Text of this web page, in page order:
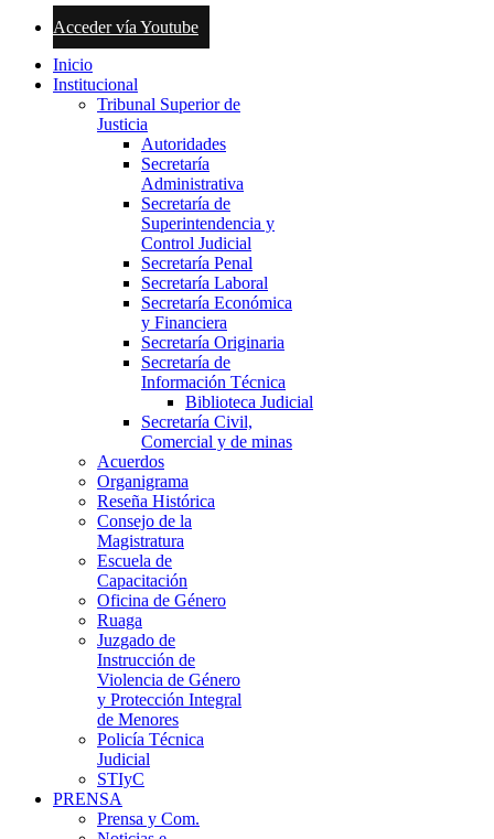
Acceder vía Youtube
Inicio
Institucional
Tribunal Superior de
Justicia
Autoridades
Secretaría
Administrativa
Secretaría de
Superintendencia y
Control Judicial
Secretaría Penal
Secretaría Laboral
Secretaría Económica
y Financiera
Secretaría Originaria
Secretaría de
Información Técnica
Biblioteca Judicial
Secretaría Civil,
Comercial y de minas
Acuerdos
Organigrama
Reseña Histórica
Consejo de la
Magistratura
Escuela de
Capacitación
Oficina de Género
Ruaga
Juzgado de
Instrucción de
Violencia de Género
y Protección Integral
de Menores
Policía Técnica
Judicial
STIyC
PRENSA
Prensa y Com.